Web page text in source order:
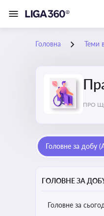
Головна Теми
ПРО
Головне за добу
ГОЛОВНЕ ЗА
Головне за